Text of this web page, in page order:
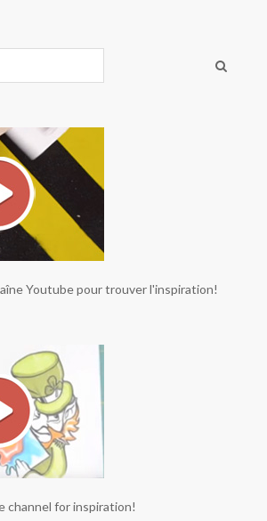
Youtube pour trouver l'inspiration!
channel for inspiration!